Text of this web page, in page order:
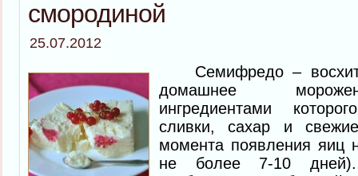
смородиной
25.07.2012
Семифредо –
домашнее
ингредиентами
сливки, сахар и
момента появления яиц
не более 7-10